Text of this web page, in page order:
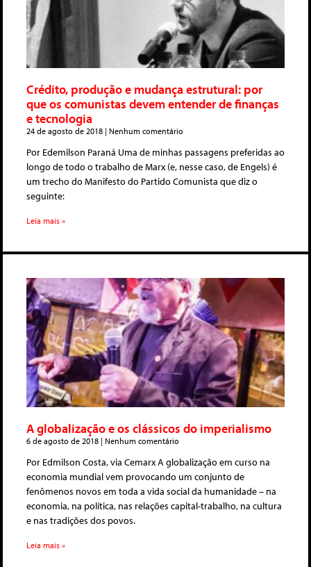
Crédito, produção e mudança estrutural: por
que os comunistas devem entender de finanças
e tecnologia
24 de agosto de 2018 Nenhum comentário
Por Edemilson Paraná Uma de minhas passagens preferidas ao
longo de todo o trabalho de Marx (e, nesse caso, de Engels) é
um trecho do Manifesto do Partido Comunista que diz o
seguinte:
Leia mais »
A globalização e os clássicos do imperialismo
6 de agosto de 2018 Nenhum comentário
Por Edmilson Costa, via Cemarx A globalização em curso na
economia mundial vem provocando um conjunto de
fenômenos novos em toda a vida social da humanidade – na
economia, na política, nas relações capital-trabalho, na cultura
e nas tradições dos povos.
Leia mais »